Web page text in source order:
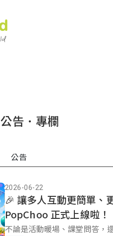
公告．專欄
公告
2026-06-22
🎉 讓多人互動更簡單、
PopChoo 正式上線啦！
不論是活動暖場、課堂問答，